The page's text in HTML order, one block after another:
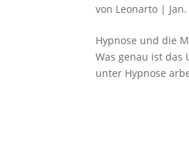
von Leonarto |
Hypnose und die
Was genau ist
unter Hypnose